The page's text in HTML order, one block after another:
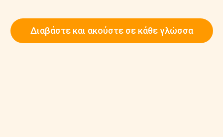
Διαβάστε και ακούστε σε κάθε γλώσσα